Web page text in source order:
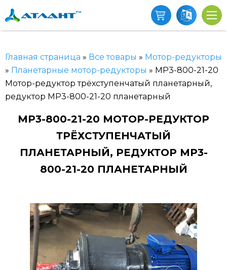
Главная страница » Все товары » Мотор-редукторы
» Планетарные мотор-редукторы » МР3-800-21-20
Мотор-редуктор трёхступенчатый планетарный,
редуктор МР3-800-21-20 планетарный
МР3-800-21-20 МОТОР-РЕДУКТОР
ТРЁХСТУПЕНЧАТЫЙ
ПЛАНЕТАРНЫЙ, РЕДУКТОР МР3-
800-21-20 ПЛАНЕТАРНЫЙ